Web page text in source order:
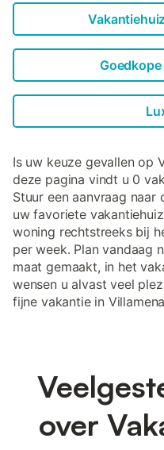
Is uw keuze gevallen op
deze pagina vindt u 0
Stuur een aanvraag
uw favoriete
woning rechtstreeks bij
per week. Plan vandaag
maat gemaakt, in het
wensen u alvast veel
fijne vakantie in
over